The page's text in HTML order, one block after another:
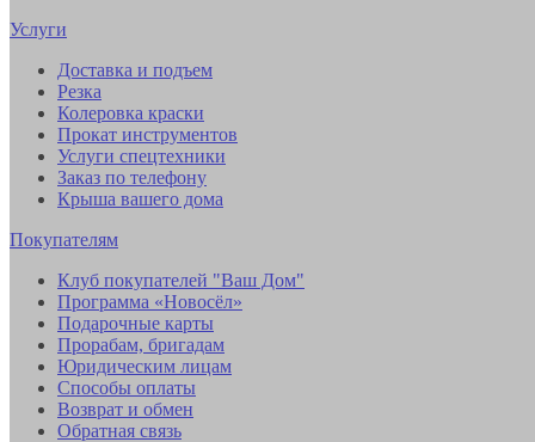
Услуги
Доставка и подъем
Резка
Колеровка краски
Прокат инструментов
Услуги спецтехники
Заказ по телефону
Крыша вашего дома
Покупателям
Клуб покупателей "Ваш Дом"
Программа «Новосёл»
Подарочные карты
Прорабам, бригадам
Юридическим лицам
Способы оплаты
Возврат и обмен
Обратная связь